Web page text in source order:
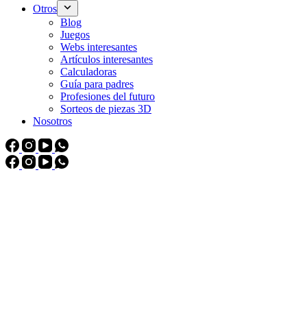
Otros
Blog
Juegos
Webs interesantes
Artículos interesantes
Calculadoras
Guía para padres
Profesiones del futuro
Sorteos de piezas 3D
Nosotros